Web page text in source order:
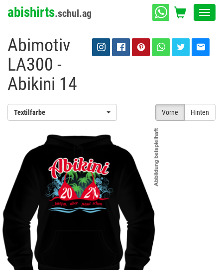
abishirts.schul.ag
Abimotiv
LA300 -
Abikini 14
Vorne Hinten
Textilfarbe